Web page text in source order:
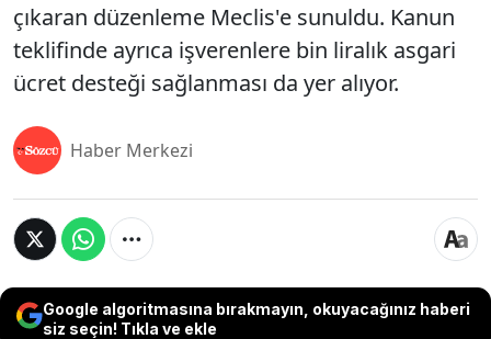
çıkaran düzenleme Meclis'e sunuldu. Kanun
teklifinde ayrıca işverenlere bin liralık asgari
ücret desteği sağlanması da yer alıyor.
Haber Merkezi
Google algoritmasına bırakmayın, okuyacağınız haberi
siz seçin! Tıkla ve ekle